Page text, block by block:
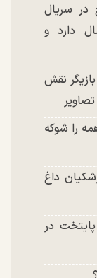
در سریال
دارد و
بازیگر نقش
را شوکه
داغ
در